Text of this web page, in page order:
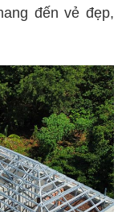
đến vẻ đẹp,